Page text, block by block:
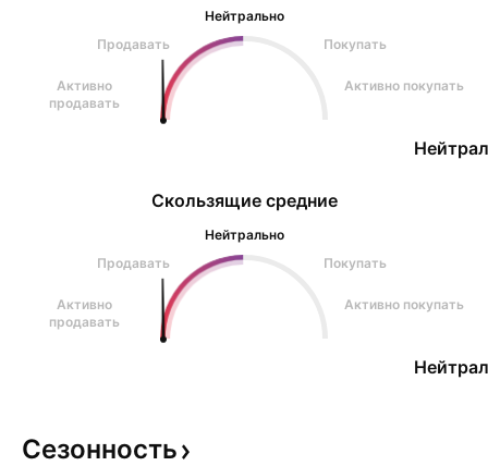
Нейтрально
Продавать
Покупать
Активно
продавать
Активно покупать
Скользящие средние
Нейтрально
Продавать
Покупать
Активно
продавать
Активно покупать
Сезонность